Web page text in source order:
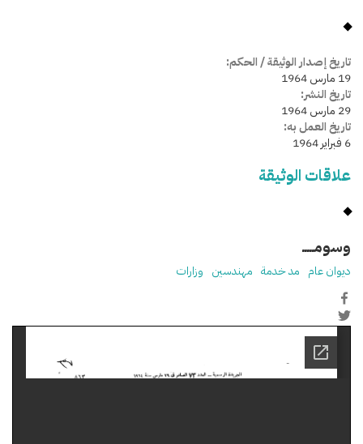
تاريخ إصدار الوثيقة / الحكم:
19 مارس 1964
تاريخ النشر:
29 مارس 1964
تاريخ العمل به:
6 فبراير 1964
علاقات الوثيقة
وسومـــــ
ديوان عام مد خدمة مهندسين وزارات